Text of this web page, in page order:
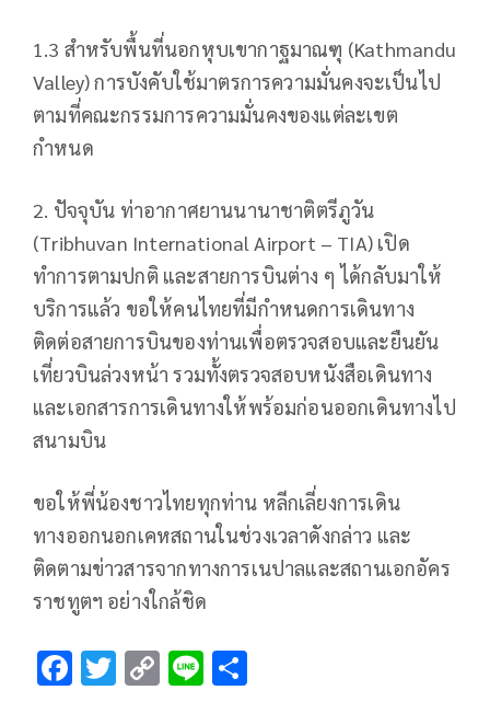
1.3 สำหรับพื้นที่นอกหุบเขากาฐมาณฑุ (Kathmandu
Valley) การบังคับใช้มาตรการความมั่นคงจะเป็นไป
ตามที่คณะกรรมการความมั่นคงของแต่ละเขต
กำหนด
2. ปัจจุบัน ท่าอากาศยานนานาชาติตรีภูวัน
(Tribhuvan International Airport – TIA) เปิด
ทำการตามปกติ และสายการบินต่าง ๆ ได้กลับมาให้
บริการแล้ว ขอให้คนไทยที่มีกำหนดการเดินทาง
ติดต่อสายการบินของท่านเพื่อตรวจสอบและยืนยัน
เที่ยวบินล่วงหน้า รวมทั้งตรวจสอบหนังสือเดินทาง
และเอกสารการเดินทางให้พร้อมก่อนออกเดินทางไป
สนามบิน
ขอให้พี่น้องชาวไทยทุกท่าน หลีกเลี่ยงการเดิน
ทางออกนอกเคหสถานในช่วงเวลาดังกล่าว และ
ติดตามข่าวสารจากทางการเนปาลและสถานเอกอัคร
ราชทูตฯ อย่างใกล้ชิด
F T C Li